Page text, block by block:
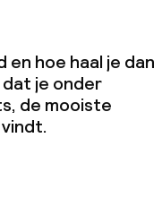
hoe haal je dan
je onder
de mooiste